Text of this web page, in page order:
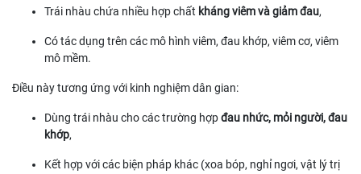
Trái nhàu chứa nhiều hợp chất kháng viêm và giảm đau,
Có tác dụng trên các mô hình viêm, đau khớp, viêm cơ, viêm
mô mềm.
Điều này tương ứng với kinh nghiệm dân gian:
Dùng trái nhàu cho các trường hợpđau nhức, mỏi người, đau
khớp,
Kết hợp với các biện pháp khác (xoa bóp, nghỉ ngơi, vật lý trị